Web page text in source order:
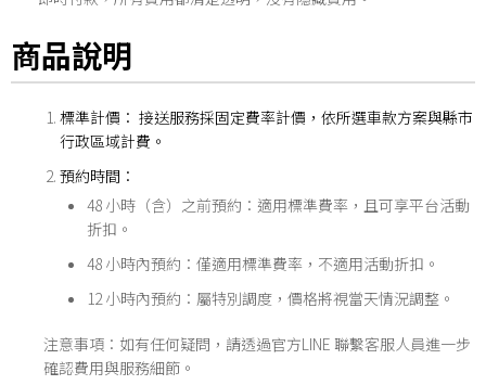
商品說明
標準計價： 接送服務採固定費率計價，依所選車款方案與縣市
行政區域計費。
預約時間：
48 小時（含）之前預約：適用標準費率，且可享平台活動
折扣。
48 小時內預約：僅適用標準費率，不適用活動折扣。
12 小時內預約：屬特別調度，價格將視當天情況調整。
注意事項：如有任何疑問，請透過官方LINE 聯繫客服人員進一步
確認費用與服務細節。